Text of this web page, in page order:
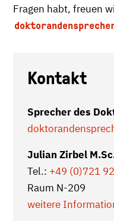
Fragen habt, freuen
Kontakt
Sprecher des
Julian Zirbel
Tel.: +49 (0)721
Raum N-209
weitere